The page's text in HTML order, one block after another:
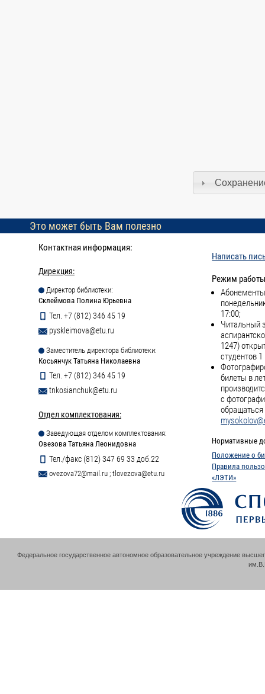
Это может быть Вам полезно
Контактная информация:
Дирекция:
Директор библиотеки:
Склеймова Полина Юрьевна
Тел. +7 (812) 346 45 19
pyskleimova@etu.ru
Заместитель директора библиотеки:
Косьянчук Татьяна Николаевна
Тел. +7 (812) 346 45 19
tnkosianchuk@etu.ru
Отдел комплектования:
Заведующая отделом комплектования:
Овезова Татьяна Леонидовна
Тел./факс (812) 347 69 33 доб.22
ovezova72@mail.ru ; tlovezova@etu.ru
Написать
Режим
17:00;
Читальный
1247)
студентов
билеты в
с
обращаться
Нормативные
Положение о
Правила
«ЛЭТИ»
Федеральное государственное автономное образовательное учреждение